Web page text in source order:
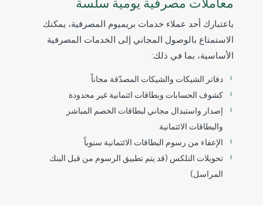
باعتبارك أحد عملاء خدمات بريميوم المصرفية، يمكنك
الاستمتاع بالوصول المجاني إلى الخدمات المصرفية
الأساسية، بما في ذلك:
دفاتر الشيكات والشيكات المصدّقة مجاناً
كشوف الحسابات وبطاقات ائتمانية غير محدودة
إصدار واستبدال مجاني لبطاقات الخصم المباشر
والبطاقات الائتمانية
الإعفاء من رسوم البطاقات الائتمانية سنوياً
تحويلات التلكس (قد يتم تطبيق الرسوم من قبل البنك
المراسل)